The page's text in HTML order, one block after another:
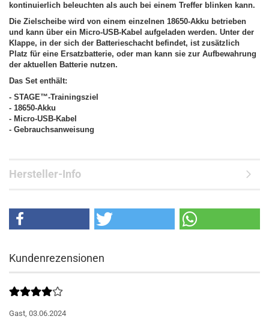
kontinuierlich beleuchten als auch bei einem Treffer blinken kann.
Die Zielscheibe wird von einem einzelnen 18650-Akku betrieben
und kann über ein Micro-USB-Kabel aufgeladen werden. Unter der
Klappe, in der sich der Batterieschacht befindet, ist zusätzlich
Platz für eine Ersatzbatterie, oder man kann sie zur Aufbewahrung
der aktuellen Batterie nutzen.
Das Set enthält:
- STAGE™-Trainingsziel
- 18650-Akku
- Micro-USB-Kabel
- Gebrauchsanweisung
Hersteller-Info
Kundenrezensionen
Gast, 03.06.2024